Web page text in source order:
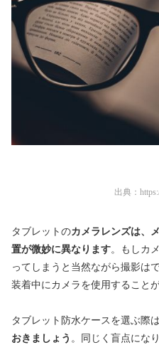
出典：
タブレットのカメラレンズは、
置が微妙に異なります。もしカ
ってしまうと当然ながら撮影は
装着中にカメラを使用すること
タブレット防水ケースを選ぶ際は
おきましょう 。同じく盲点にな